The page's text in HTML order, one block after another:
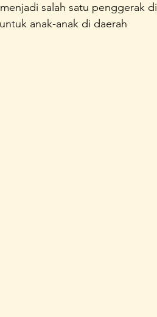
salah satu penggerak di
anak-anak di daerah